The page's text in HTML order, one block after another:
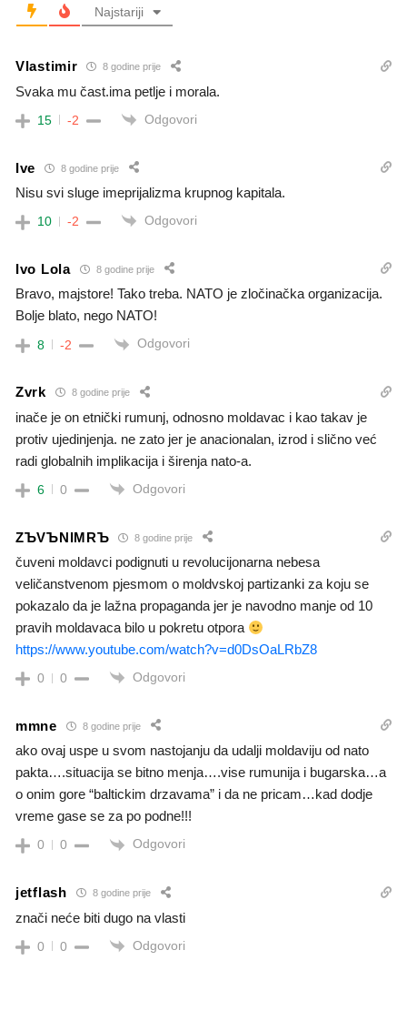
Najstariji
Vlastimir 8 godine prije
Svaka mu čast.ima petlje i morala.
15 -2 Odgovori
Ive 8 godine prije
Nisu svi sluge imeprijalizma krupnog kapitala.
10 -2 Odgovori
Ivo Lola 8 godine prije
Bravo, majstore! Tako treba. NATO je zločinačka organizacija.
Bolje blato, nego NATO!
8 -2 Odgovori
Zvrk 8 godine prije
inače je on etnički rumunj, odnosno moldavac i kao takav je
protiv ujedinjenja. ne zato jer je anacionalan, izrod i slično već
radi globalnih implikacija i širenja nato-a.
6 0 Odgovori
ZЪVЪNIMRЪ 8 godine prije
čuveni moldavci podignuti u revolucijonarna nebesa
veličanstvenom pjesmom o moldvskoj partizanki za koju se
pokazalo da je lažna propaganda jer je navodno manje od 10
pravih moldavaca bilo u pokretu otpora
https://www.youtube.com/watch?v=d0DsOaLRbZ8
0 0 Odgovori
mmne 8 godine prije
ako ovaj uspe u svom nastojanju da udalji moldaviju od nato
pakta….situacija se bitno menja….vise rumunija i bugarska…a
o onim gore “baltickim drzavama” i da ne pricam…kad dodje
vreme gase se za po podne!!!
0 0 Odgovori
jetflash 8 godine prije
znači neće biti dugo na vlasti
0 0 Odgovori